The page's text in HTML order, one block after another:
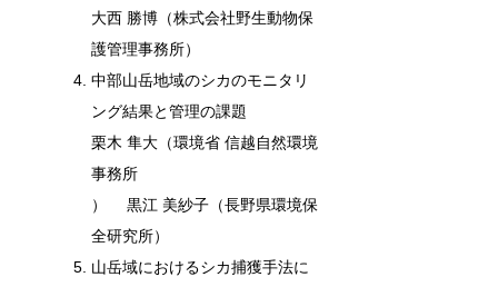
大西 勝博（株式会社野生動物保
護管理事務所）
中部山岳地域のシカのモニタリ
ング結果と管理の課題
栗木 隼大（環境省 信越自然環境
事務所
） 黒江 美紗子（長野県環境保
全研究所）
山岳域におけるシカ捕獲手法に